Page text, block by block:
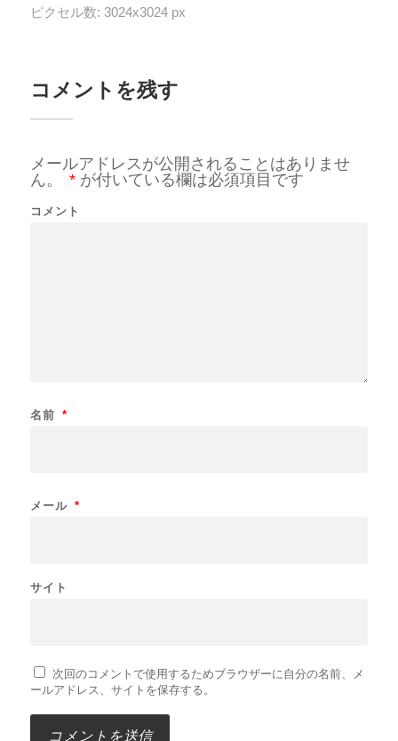
ピクセル数: 3024x3024 px
コメントを残す
メールアドレスが公開されることはありませ
ん。
*が付いている欄は必須項目です
コメント
名前 *
メール *
サイト
次回のコメントで使用するためブラウザーに自分の名前、メ
ールアドレス、サイトを保存する。